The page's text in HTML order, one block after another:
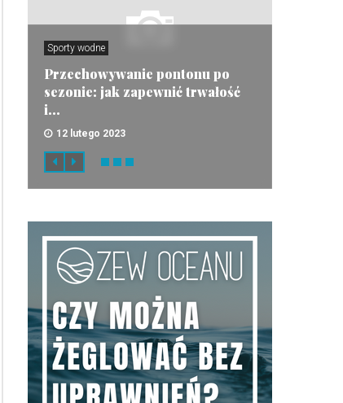
Sporty wodne
Przechowywanie pontonu po
sezonie: jak zapewnić trwałość
i...
12 lutego 2023